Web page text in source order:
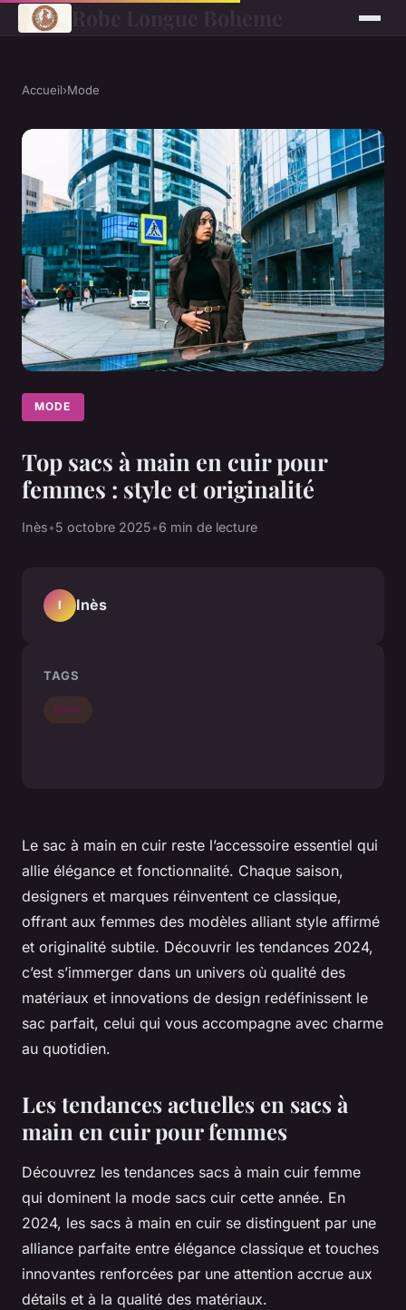
Accueil›Mode
MODE
Top sacs à main en cuir pour
femmes : style et originalité
Inès•5 octobre 2025•6 min de lecture
Le sac à main en cuir reste l’accessoire essentiel qui
allie élégance et fonctionnalité. Chaque saison,
designers et marques réinventent ce classique,
offrant aux femmes des modèles alliant style affirmé
et originalité subtile. Découvrir les tendances 2024,
c’est s’immerger dans un univers où qualité des
matériaux et innovations de design redéfinissent le
sac parfait, celui qui vous accompagne avec charme
au quotidien.
Les tendances actuelles en sacs à
main en cuir pour femmes
Découvrez les tendances sacs à main cuir femme
qui dominent la mode sacs cuir cette année. En
2024, les sacs à main en cuir se distinguent par une
alliance parfaite entre élégance classique et touches
innovantes renforcées par une attention accrue aux
détails et à la qualité des matériaux.
I Inès
TAGS
Mode